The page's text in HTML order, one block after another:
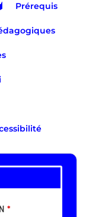
Prérequis